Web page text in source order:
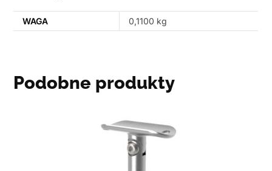
WAGA 0,1100 kg
Podobne produkty